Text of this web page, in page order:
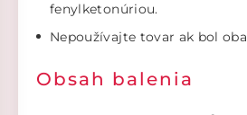
fenylketonúriou.
Nepoužívajte tovar ak bol
Obsah balenia